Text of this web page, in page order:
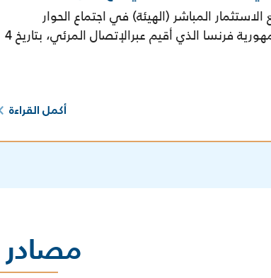
المباشر (الهيئة) في اجتماع الحوار
الاستراتيجي مع جمهورية فرنسا الذي أقيم عبرالإتصال المرئي، بتاريخ 4
أكمل القراءة
مصادر